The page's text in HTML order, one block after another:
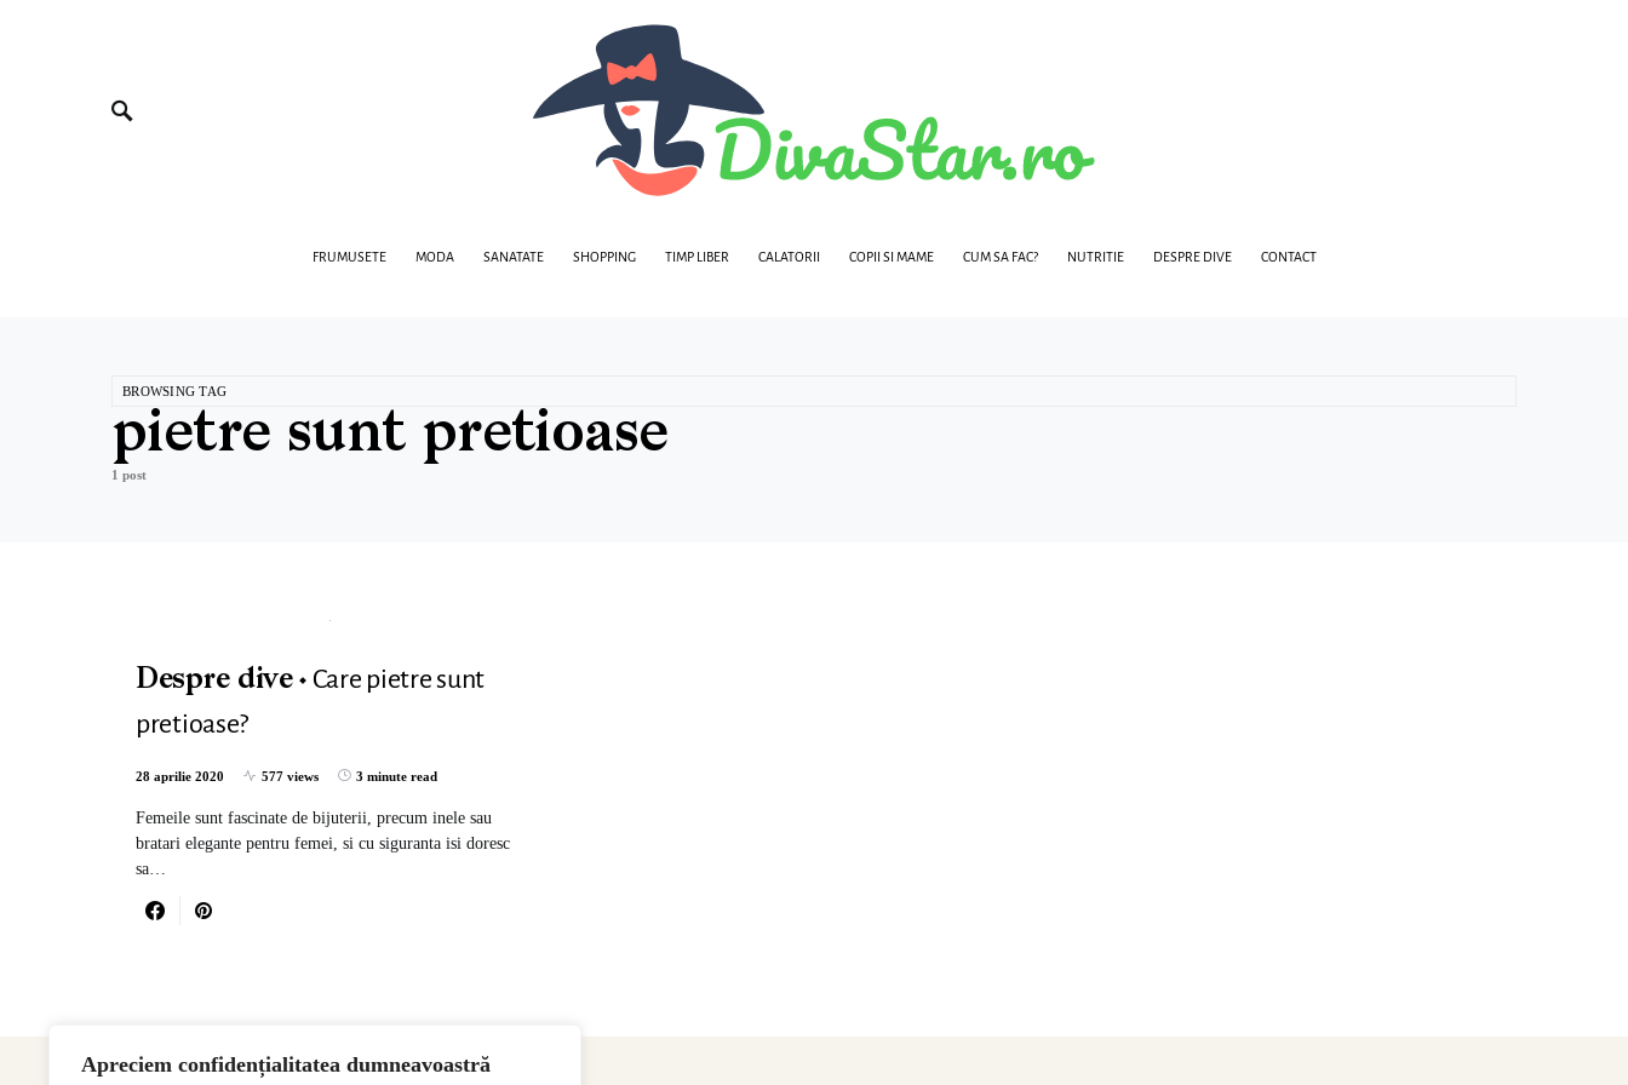
Apreciem confidențialitatea dumneavoastră
FRUMUSETE MODA SANATATE SHOPPING TIMP LIBER CALATORII COPII SI MAME CUM SA FAC? NUTRITIE DESPRE DIVE CONTACT
BROWSING TAG
pietre sunt pretioase
1 post
Despre dive
Care pietre sunt
pretioase?
28 aprilie 2020 577 views 3 minute read
Femeile sunt fascinate de bijuterii, precum inele sau
bratari elegante pentru femei, si cu siguranta isi doresc
sa…